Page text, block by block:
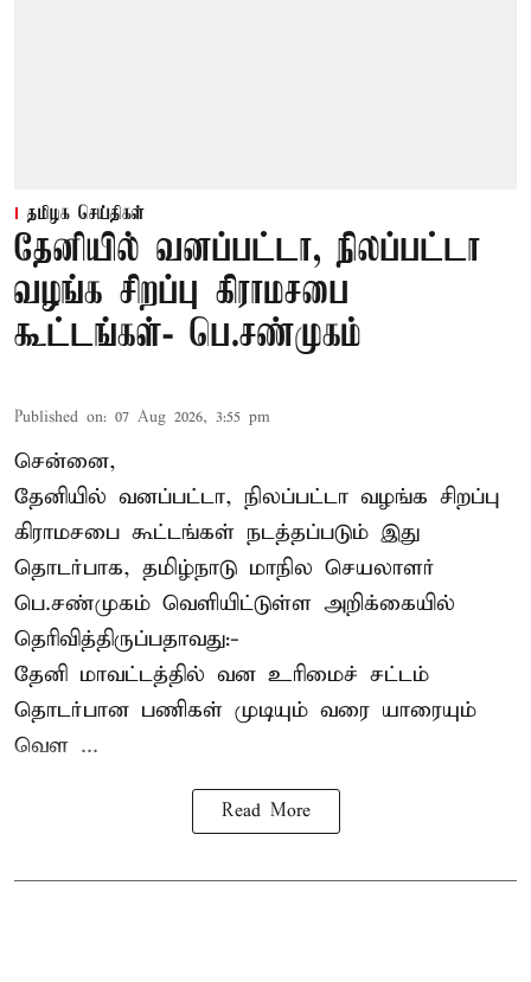
தமிழக செய்திகள்
தேனியில் வனப்பட்டா, நிலப்பட்டா
வழங்க சிறப்பு கிராமசபை
கூட்டங்கள்- பெ.சண்முகம்
Published on: 07 Aug 2026, 3:55 pm
சென்னை,
தேனியில் வனப்பட்டா, நிலப்பட்டா வழங்க சிறப்பு
கிராமசபை கூட்டங்கள் நடத்தப்படும் இது
தொடர்பாக, தமிழ்நாடு மாநில செயலாளர்
பெ.சண்முகம் வெளியிட்டுள்ள அறிக்கையில்
தெரிவித்திருப்பதாவது:-
தேனி மாவட்டத்தில் வன உரிமைச் சட்டம்
தொடர்பான பணிகள் முடியும் வரை யாரையும்
வெள ...
Read More